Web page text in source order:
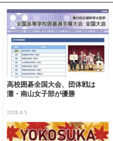
高校囲碁全国大会、団体戦は
灘・南山女子部が優勝
2026.8.5